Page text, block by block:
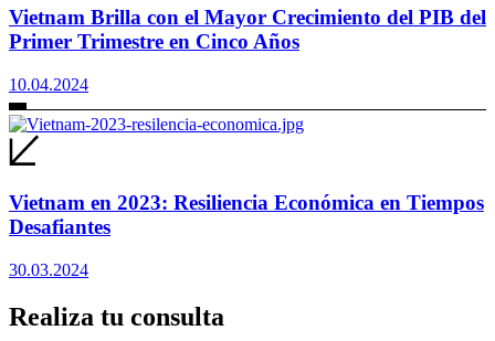
Vietnam Brilla con el Mayor Crecimiento del PIB del
Primer Trimestre en Cinco Años
10.04.2024
Vietnam en 2023: Resiliencia Económica en Tiempos
Desafiantes
30.03.2024
Realiza tu consulta